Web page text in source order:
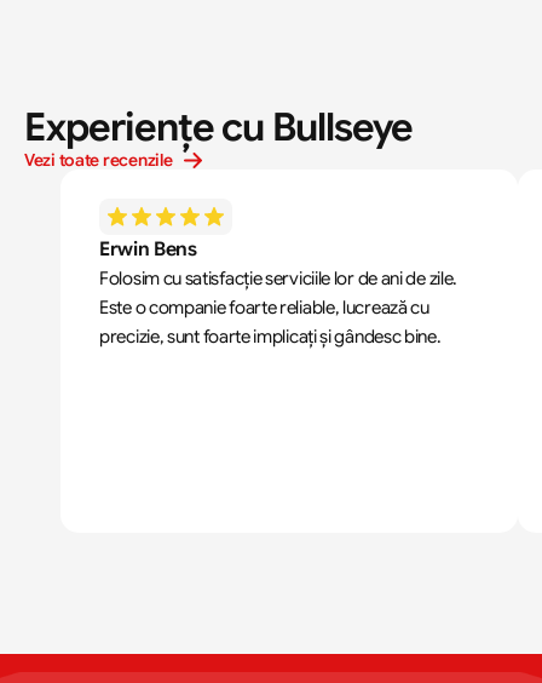
Experiențe cu Bullseye
Vezi toate recenzile
Erwin Bens
Folosim cu satisfacție serviciile lor de ani de zile.
Este o companie foarte reliable, lucrează cu
precizie, sunt foarte implicați și gândesc bine.